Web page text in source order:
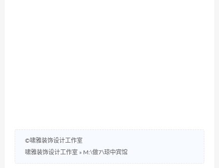
©啸雅装饰设计工作室
啸雅装饰设计工作室 » M:\做7\琼中宾馆